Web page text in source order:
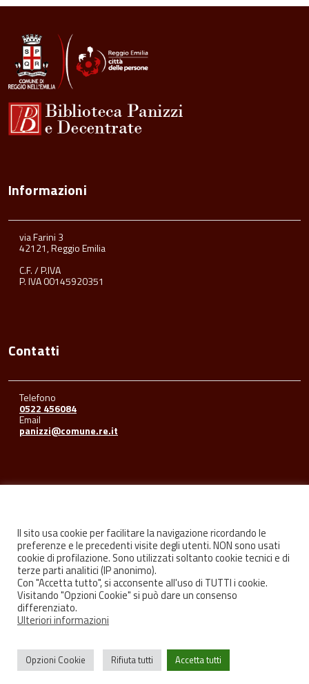
Informazioni
via Farini 3
42121, Reggio Emilia
C.F. / P.IVA
P. IVA 00145920351
Contatti
Telefono
0522 456084
Email
panizzi@comune.re.it
FacebookYoutubeInstagram
Privacy Credits
Il sito usa cookie per facilitare la navigazione ricordando le
preferenze e le precedenti visite degli utenti. NON sono usati
cookie di profilazione. Sono utilizzati soltanto cookie tecnici e di
terze parti analitici (IP anonimo).
Con "Accetta tutto", si acconsente all'uso di TUTTI i cookie.
Visitando "Opzioni Cookie" si può dare un consenso
differenziato.
Ulteriori informazioni
Opzioni Cookie Rifiuta tutti Accetta tutti